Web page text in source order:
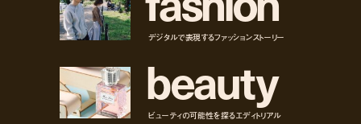
デジタルで表現するファッションストーリー
beauty
ビューティの可能性を探るエディトリアル